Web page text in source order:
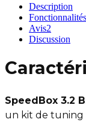
Description
Avis2
Discussion
SpeedBox 3.2
un kit de tuning